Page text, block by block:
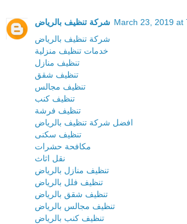
شركة تنظيف بالرياض March 23, 2019 at
شركة تنظيف بالرياض
خدمات تنظيف منزلية
تنظيف منازل
تنظيف شقق
تنظيف مجالس
تنظيف كنب
تنظيف فرشة
افضل شركة تنظيف بالرياض
تنظيف سكنى
مكافحة حشرات
نقل اثاث
تنظيف منازل بالرياض
تنظيف فلل بالرياض
تنظيف شقق بالرياض
تنظيف مجالس بالرياض
تنظيف كنب بالرياض